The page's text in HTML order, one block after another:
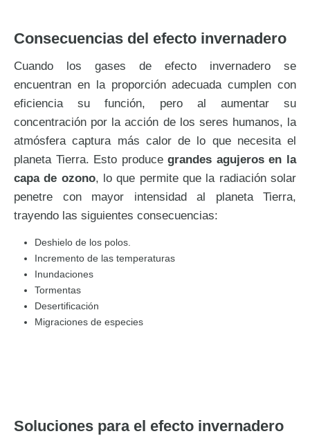
Consecuencias del efecto invernadero
Cuando los gases de efecto invernadero se
encuentran en la proporción adecuada cumplen con
eficiencia su función, pero al aumentar su
concentración por la acción de los seres humanos, la
atmósfera captura más calor de lo que necesita el
planeta Tierra. Esto producegrandes agujeros en la
capa de ozono, lo que permite que la radiación solar
penetre con mayor intensidad al planeta Tierra,
trayendo las siguientes consecuencias:
Deshielo de los polos.
Incremento de las temperaturas
Inundaciones
Tormentas
Desertificación
Migraciones de especies
Soluciones para el efecto invernadero